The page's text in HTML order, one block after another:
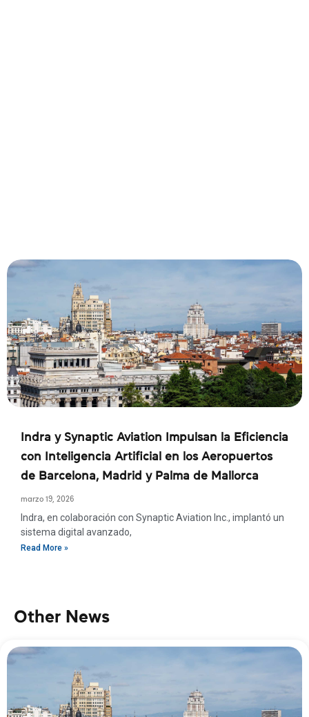
Indra y Synaptic Aviation Impulsan la Eficiencia
con Inteligencia Artificial en los Aeropuertos
de Barcelona, Madrid y Palma de Mallorca
marzo 19, 2026
Indra, en colaboración con Synaptic Aviation Inc., implantó un
sistema digital avanzado,
Read More »
Other News